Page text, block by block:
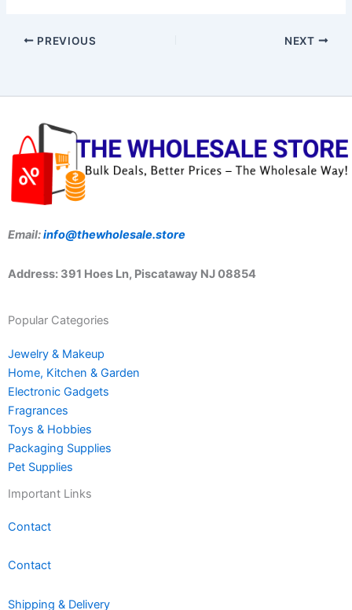
PREVIOUS NEXT
Email:info@thewholesale.store
Address: 391 Hoes Ln, Piscataway NJ 08854
Popular Categories
Jewelry & Makeup
Home, Kitchen & Garden
Electronic Gadgets
Fragrances
Toys & Hobbies
Packaging Supplies
Pet Supplies
Important Links
Contact
Contact
Shipping & Delivery